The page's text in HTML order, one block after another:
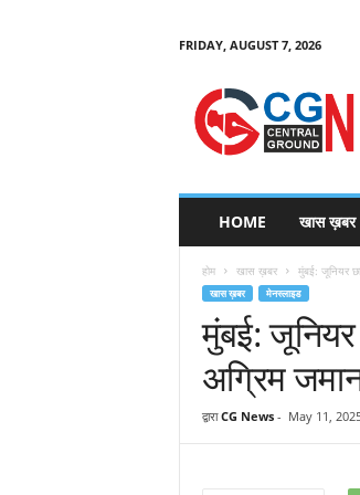
FRIDAY, AUGUST 7, 2026
C
HOME खास ख़बर
होम खास ख़बर मुंबई: जूनियर
खास ख़बर मेनस्लाइड
मुंबई:
अग्रिम
द्वारा CG News- May 11,